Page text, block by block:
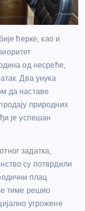
ћерке, као и
од несреће,
Два унука
да наставе
природних
је успешан
задатка,
су потврдили
плац
тиме решио
угрожене